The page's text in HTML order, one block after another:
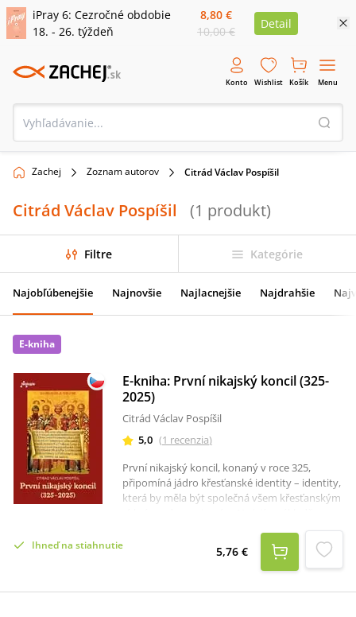
iPray 6: Cezročné obdobie
18. - 26. týždeň
8,80 €
10,00 €
Detail
Konto Wishlist Košík Menu
Zachej Zoznam autorov Citrád Václav Pospíšil
Citrád Václav Pospíšil (1 produkt)
Filtre Kategórie
Najobľúbenejšie Najnovšie Najlacnejšie Najdrahšie
E-kniha
E-kniha: První nikajský koncil (325-
2025)
Citrád Václav Pospíšil
5,0 (1 recenzia)
První nikajský koncil, konaný v roce 325,
připomíná jádro křesťanské identity – identity,
která by měla být společná všem křesťanským
můžeme jako Syna Božího i Syna člověka. Tato
víra nás pak vede k poznání a okoušení
vrcholného tajemství naší víry i našeho života,
jímž je sám Bůh Otec, Syn a Duch svatý.Ctirad
V. Pospíšil rozčlenil knihu do dvou částí. První
Ihneď na stiahnutie 5,76 €